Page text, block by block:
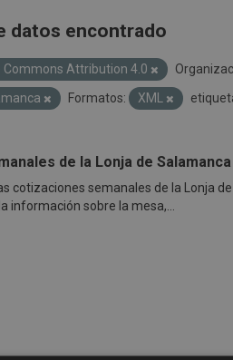
datos encontrado
Commons Attribution 4.0
Formatos: XML
de la Lonja de Salamanca
cotizaciones semanales de la Lonja
información sobre la mesa,...